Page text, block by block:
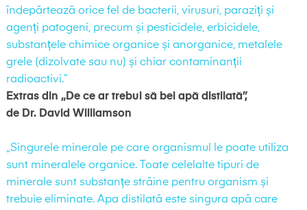
îndepărtează orice fel de bacterii, virusuri, paraziți și
agenți patogeni, precum și pesticidele, erbicidele,
substanțele chimice organice și anorganice, metalele
grele (dizolvate sau nu) și chiar contaminanții
radioactivi.”
Extras din „De ce ar trebui să bei apă distilată”,
de Dr. David Williamson
„Singurele minerale pe care organismul le poate utiliza
sunt mineralele organice. Toate celelalte tipuri de
minerale sunt substanțe străine pentru organism și
trebuie eliminate. Apa distilată este singura apă care